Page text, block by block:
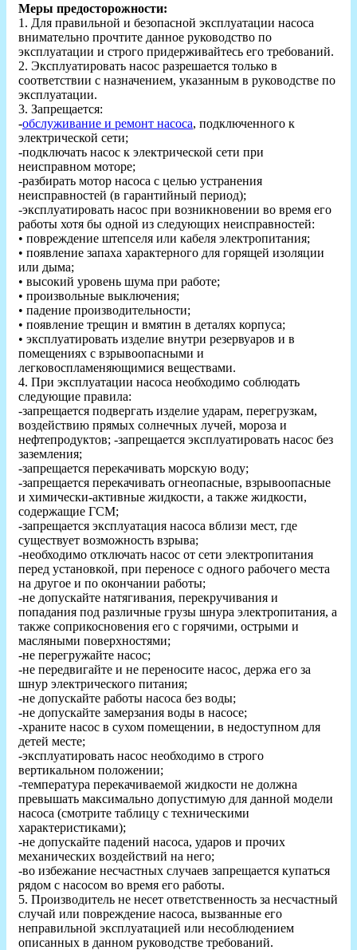
Меры предосторожности:
1. Для правильной и безопасной эксплуатации насоса
внимательно прочтите данное руководство по
эксплуатации и строго придерживайтесь его требований.
2. Эксплуатировать насос разрешается только в
соответствии с назначением, указанным в руководстве по
эксплуатации.
3. Запрещается:
-обслуживание и ремонт насоса, подключенного к
электрической сети;
-подключать насос к электрической сети при
неисправном моторе;
-разбирать мотор насоса с целью устранения
неисправностей (в гарантийный период);
-эксплуатировать насос при возникновении во время его
работы хотя бы одной из следующих неисправностей:
• повреждение штепселя или кабеля электропитания;
• появление запаха характерного для горящей изоляции
или дыма;
• высокий уровень шума при работе;
• произвольные выключения;
• падение производительности;
• появление трещин и вмятин в деталях корпуса;
• эксплуатировать изделие внутри резервуаров и в
помещениях с взрывоопасными и
легковоспламеняющимися веществами.
4. При эксплуатации насоса необходимо соблюдать
следующие правила:
-запрещается подвергать изделие ударам, перегрузкам,
воздействию прямых солнечных лучей, мороза и
нефтепродуктов; -запрещается эксплуатировать насос без
заземления;
-запрещается перекачивать морскую воду;
-запрещается перекачивать огнеопасные, взрывоопасные
и химически-активные жидкости, а также жидкости,
содержащие ГСМ;
-запрещается эксплуатация насоса вблизи мест, где
существует возможность взрыва;
-необходимо отключать насос от сети электропитания
перед установкой, при переносе с одного рабочего места
на другое и по окончании работы;
-не допускайте натягивания, перекручивания и
попадания под различные грузы шнура электропитания, а
также соприкосновения его с горячими, острыми и
масляными поверхностями;
-не перегружайте насос;
-не передвигайте и не переносите насос, держа его за
шнур электрического питания;
-не допускайте работы насоса без воды;
-не допускайте замерзания воды в насосе;
-храните насос в сухом помещении, в недоступном для
детей месте;
-эксплуатировать насос необходимо в строго
вертикальном положении;
-температура перекачиваемой жидкости не должна
превышать максимально допустимую для данной модели
насоса (смотрите таблицу с техническими
характеристиками);
-не допускайте падений насоса, ударов и прочих
механических воздействий на него;
-во избежание несчастных случаев запрещается купаться
рядом с насосом во время его работы.
5. Производитель не несет ответственность за несчастный
случай или повреждение насоса, вызванные его
неправильной эксплуатацией или несоблюдением
описанных в данном руководстве требований.